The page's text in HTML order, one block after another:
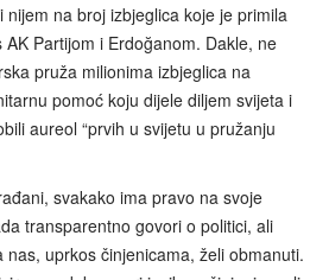
nijem na broj izbjeglica koje je primila
Partijom i Erdoğanom. Dakle, ne
pruža milionima izbjeglica na
pomoć koju dijele diljem svijeta i
aureol “prvih u svijetu u pružanju
svakako ima pravo na svoje
transparentno govori o politici, ali
uprkos činjenicama, želi obmanuti.